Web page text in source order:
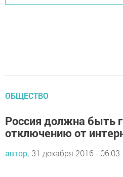
ОБЩЕСТВО
Россия должна быть
отключению от
автор, 31 декабря 2016 - 06:03